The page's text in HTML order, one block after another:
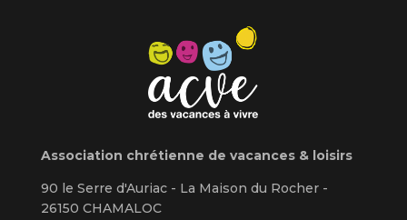
Association chrétienne de vacances & loisirs
90 le Serre d'Auriac - La Maison du Rocher -
26150 CHAMALOC